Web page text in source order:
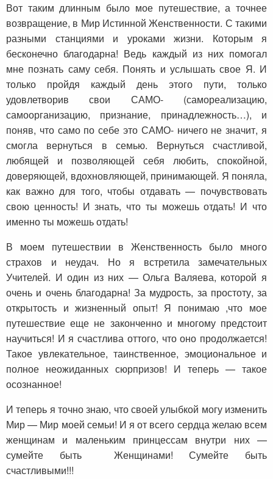
Вот таким длинным было мое путешествие, а точнее
возвращение, в Мир Истинной Женственности. С такими
разными станциями и уроками жизни. Которым я
бесконечно благодарна! Ведь каждый из них помогал
мне познать саму себя. Понять и услышать свое Я. И
только пройдя каждый день этого пути, только
удовлетворив свои САМО- (самореализацию,
самоорганизацию, признание, принадлежность…), и
поняв, что само по себе это САМО- ничего не значит, я
смогла вернуться в семью. Вернуться счастливой,
любящей и позволяющей себя любить, спокойной,
доверяющей, вдохновляющей, принимающей. Я поняла,
как важно для того, чтобы отдавать — почувствовать
свою ценность! И знать, что ты можешь отдать! И что
именно ты можешь отдать!
В моем путешествии в Женственность было много
страхов и неудач. Но я встретила замечательных
Учителей. И один из них — Ольга Валяева, которой я
очень и очень благодарна! За мудрость, за простоту, за
открытость и жизненный опыт! Я понимаю ,что мое
путешествие еще не законченно и многому предстоит
научиться! И я счастлива оттого, что оно продолжается!
Такое увлекательное, таинственное, эмоциональное и
полное неожиданных сюрпризов! И теперь — такое
осознанное!
И теперь я точно знаю, чтосвоей улыбкой могу изменить
Мир— Мир моей семьи! И я от всего сердца желаю всем
женщинам и маленьким принцессам внутри них —
сумейте быть Женщинами! Сумейте быть
счастливыми!!!